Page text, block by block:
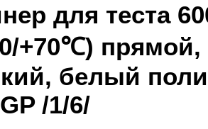
для теста
+70℃)
белый
/1/6/